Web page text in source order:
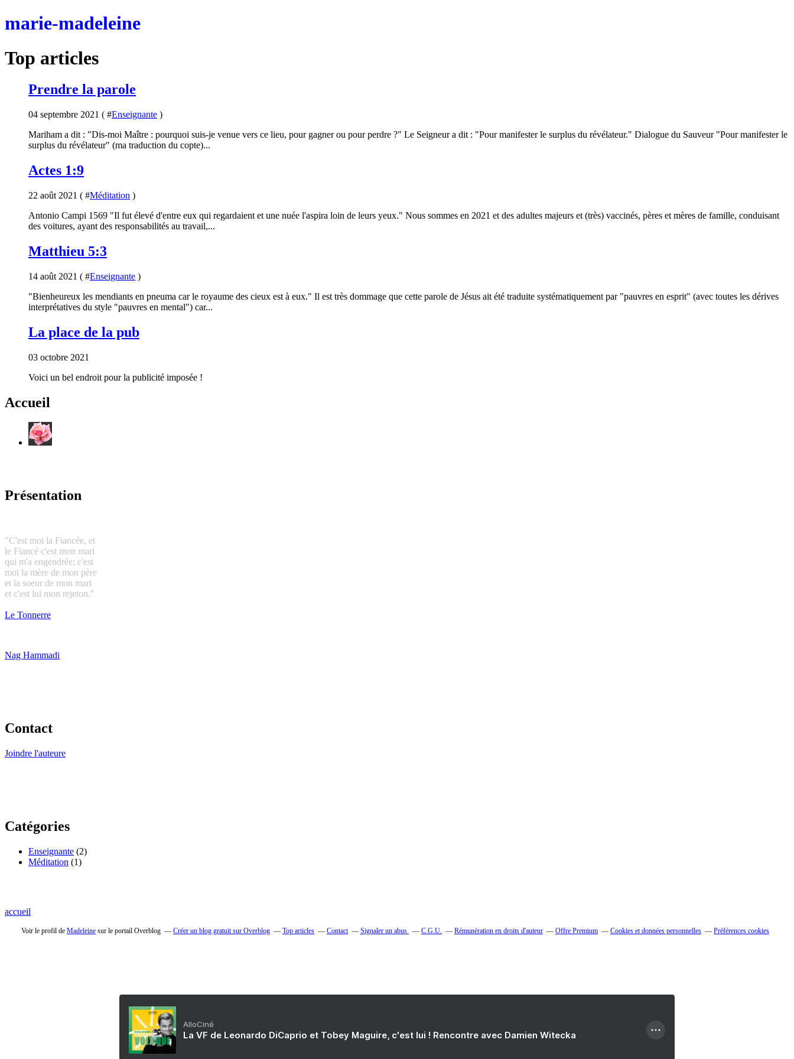
marie-madeleine
Top articles
Prendre la parole
04 septembre 2021 ( #Enseignante )
Mariham a dit : "Dis-moi Maître : pourquoi suis-je venue vers ce lieu, pour gagner ou pour perdre ?" Le Seigneur a dit : "Pour manifester le surplus du révélateur." Dialogue du Sauveur "Pour manifester le
surplus du révélateur" (ma traduction du copte)...
Actes 1:9
22 août 2021 ( #Méditation )
Antonio Campi 1569 "Il fut élevé d'entre eux qui regardaient et une nuée l'aspira loin de leurs yeux." Nous sommes en 2021 et des adultes majeurs et (très) vaccinés, pères et mères de famille, conduisant
des voitures, ayant des responsabilités au travail,...
Matthieu 5:3
14 août 2021 ( #Enseignante )
"Bienheureux les mendiants en pneuma car le royaume des cieux est à eux." Il est très dommage que cette parole de Jésus ait été traduite systématiquement par "pauvres en esprit" (avec toutes les dérives
interprétatives du style "pauvres en mental") car...
La place de la pub
03 octobre 2021
Voici un bel endroit pour la publicité imposée !
Accueil
Présentation
"C'est moi la Fiancée, et
le Fiancé c'est mon mari
qui m'a engendrée; c'est
moi la mère de mon père
et la soeur de mon mari
et c'est lui mon rejeton."
Le Tonnerre
Nag Hammadi
Contact
Joindre l'auteure
Catégories
Enseignante (2)
Méditation (1)
accueil
Voir le profil de Madeleine sur le portail Overblog Créer un blog gratuit sur Overblog Top articles Contact Signaler un abus C.G.U. Rémunération en droits d'auteur Offre Premium Cookies et données personnelles Préférences cookies
AlloCiné
La VF de Leonardo DiCaprio et Tobey Maguire, c'est lui ! Rencontre avec Damien Witecka